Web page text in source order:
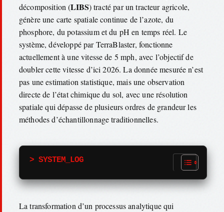
décomposition (LIBS) tracté par un tracteur agricole,
génère une carte spatiale continue de l’azote, du
phosphore, du potassium et du pH en temps réel. Le
système, développé par TerraBlaster, fonctionne
actuellement à une vitesse de 5 mph, avec l’objectif de
doubler cette vitesse d’ici 2026. La donnée mesurée n’est
pas une estimation statistique, mais une observation
directe de l’état chimique du sol, avec une résolution
spatiale qui dépasse de plusieurs ordres de grandeur les
méthodes d’échantillonnage traditionnelles.
> SYSTEM_LOG
La transformation d’un processus analytique qui